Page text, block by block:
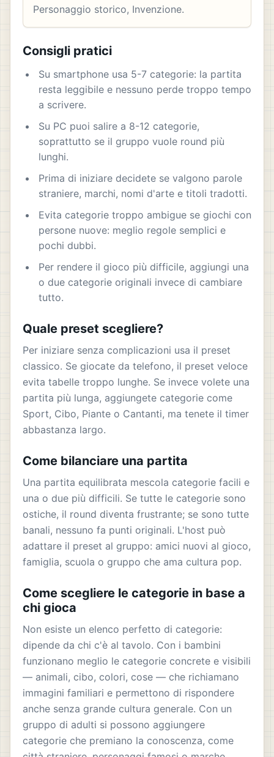
Personaggio storico, Invenzione.
Consigli pratici
Su smartphone usa 5-7 categorie: la partita
resta leggibile e nessuno perde troppo tempo
a scrivere.
Su PC puoi salire a 8-12 categorie,
soprattutto se il gruppo vuole round più
lunghi.
Prima di iniziare decidete se valgono parole
straniere, marchi, nomi d'arte e titoli tradotti.
Evita categorie troppo ambigue se giochi con
persone nuove: meglio regole semplici e
pochi dubbi.
Per rendere il gioco più difficile, aggiungi una
o due categorie originali invece di cambiare
tutto.
Quale preset scegliere?
Per iniziare senza complicazioni usa il preset
classico. Se giocate da telefono, il preset veloce
evita tabelle troppo lunghe. Se invece volete una
partita più lunga, aggiungete categorie come
Sport, Cibo, Piante o Cantanti, ma tenete il timer
abbastanza largo.
Come bilanciare una partita
Una partita equilibrata mescola categorie facili e
una o due più difficili. Se tutte le categorie sono
ostiche, il round diventa frustrante; se sono tutte
banali, nessuno fa punti originali. L'host può
adattare il preset al gruppo: amici nuovi al gioco,
famiglia, scuola o gruppo che ama cultura pop.
Come scegliere le categorie in base a
chi gioca
Non esiste un elenco perfetto di categorie:
dipende da chi c'è al tavolo. Con i bambini
funzionano meglio le categorie concrete e visibili
— animali, cibo, colori, cose — che richiamano
immagini familiari e permettono di rispondere
anche senza grande cultura generale. Con un
gruppo di adulti si possono aggiungere
categorie che premiano la conoscenza, come